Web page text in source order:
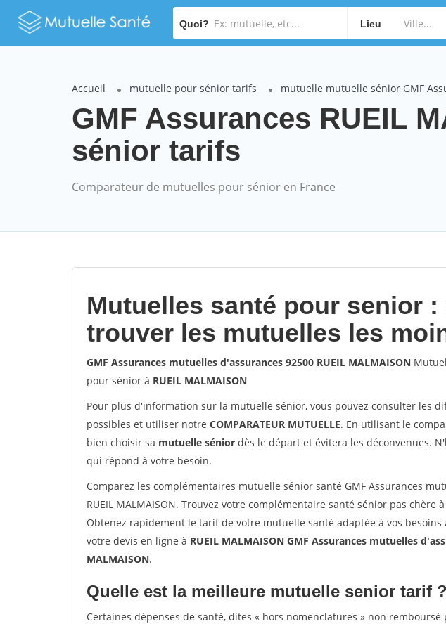
Quoi? Lieu
Accueil mutuelle pour sénior tarifs mutuelle mutuelle sénior GMF
GMF Assurances RUEIL
sénior tarifs
Comparateur de mutuelles pour sénior en France
Mutuelles santé pour senior
trouver les mutuelles les
GMF Assurances mutuelles d'assurances 92500 RUEIL MALMAISON
pour sénior à RUEIL MALMAISON
Pour plus d'information sur la mutuelle sénior, vous pouvez consulter les
possibles et utiliser notre COMPARATEUR MUTUELLE. En utilisant le
bien choisir sa mutuelle sénior dès le départ et évitera les déconvenues.
qui répond à votre besoin.
Comparez les complémentaires mutuelle sénior santé GMF Assurances
RUEIL MALMAISON. Trouvez votre complémentaire santé sénior pas chère à
Obtenez rapidement le tarif de votre mutuelle santé adaptée à vos besoins
votre devis en ligne à RUEIL MALMAISON GMF Assurances mutuelles
MALMAISON.
Quelle est la meilleure mutuelle senior tarif ?
Certaines dépenses de santé, dites « hors nomenclatures » non